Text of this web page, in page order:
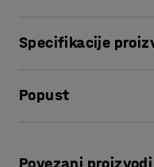
namještaja FLEXUS!
i stajanje. Snažni
S ovim kutnim stolom
Specifikacije
Širina: 1200
Površina ploče
Lijevo/
Popust
Povezani proizvodi